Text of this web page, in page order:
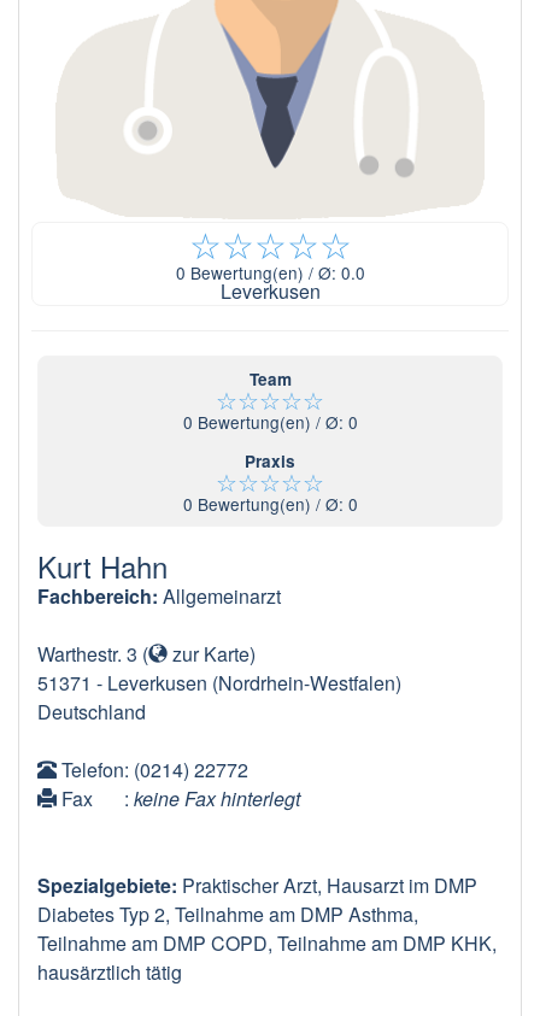
☆☆☆☆☆
0 Bewertung(en) / Ø: 0.0
Leverkusen
Team
☆☆☆☆☆
0 Bewertung(en) / Ø: 0
Praxis
☆☆☆☆☆
0 Bewertung(en) / Ø: 0
Kurt Hahn
Fachbereich: Allgemeinarzt
Warthestr. 3 ( zur Karte)
51371 - Leverkusen (Nordrhein-Westfalen)
Deutschland
Telefon: (0214) 22772
Fax
: keine Fax hinterlegt
Spezialgebiete: Praktischer Arzt, Hausarzt im DMP
Diabetes Typ 2, Teilnahme am DMP Asthma,
Teilnahme am DMP COPD, Teilnahme am DMP KHK,
hausärztlich tätig